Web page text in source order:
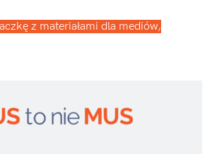
z materiałami dla mediów,